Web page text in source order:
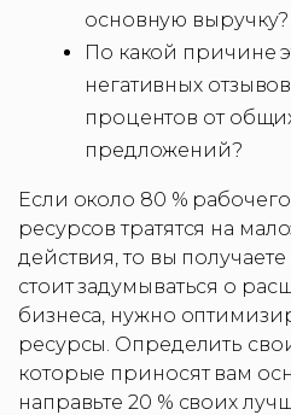
основную выручку?
По какой причине
негативных
процентов от
предложений?
Если около 80 %
ресурсов тратятся на
действия, то вы
стоит задумываться о
бизнеса, нужно
ресурсы. Определить
которые приносят вам
направьте 20 % своих